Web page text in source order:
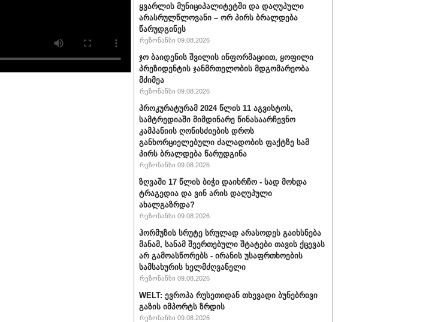
ყვარლის მუნიციპალიტეტში და დაღუპული
არასრულწლოვანი – ორ პირს ბრალდება
წარუდგინეს
რეზონანსი 09.08.2026
ჯო ბაიდენის შვილის ინფორმაციით, ყოფილი
პრეზიდენტის ჯანმრთელობის მდგომარეობა
მძიმეა
რეზონანსი 09.08.2026
პროკურატურამ 2024 წლის 11 აგვისტოს,
სამტრედიაში მიმდინარე წინასაარჩევნო
კამპანიის ღონისძიების დროს
განხორციელებული ძალადობის ფაქტზე სამ
პირს ბრალდება წარუდგინა
რეზონანსი 09.08.2026
ზღვაში 17 წლის ბიჭი დაიხრჩო - სად მოხდა
ტრაგედია და ვინ არის დაღუპული
ახალგაზრდა?
რეზონანსი 09.08.2026
ჰორმუზის სრუტე სრულად არასოდეს გაიხსნება
მანამ, სანამ შეერთებული შტატები თავის ქცევას
არ გამოასწორებს - ირანის უსაფრთხოების
სამსახურის ხელმძღვანელი
რეზონანსი 09.08.2026
WELT: ევროპა რუსეთიდან თხევადი ბუნებრივი
გაზის იმპორტს ზრდის
რეზონანსი 09.08.2026